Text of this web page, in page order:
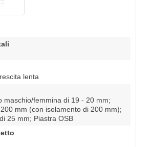
lenta
maschio/femmina di 19 - 20 mm;
mm (con isolamento di 200 mm);
25 mm; Piastra OSB